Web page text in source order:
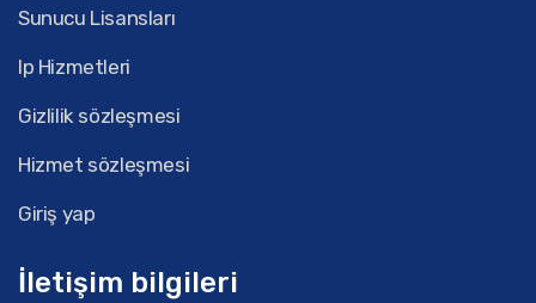
Sunucu Lisansları
Ip Hizmetleri
Gizlilik sözleşmesi
Hizmet sözleşmesi
Giriş yap
İletişim bilgileri